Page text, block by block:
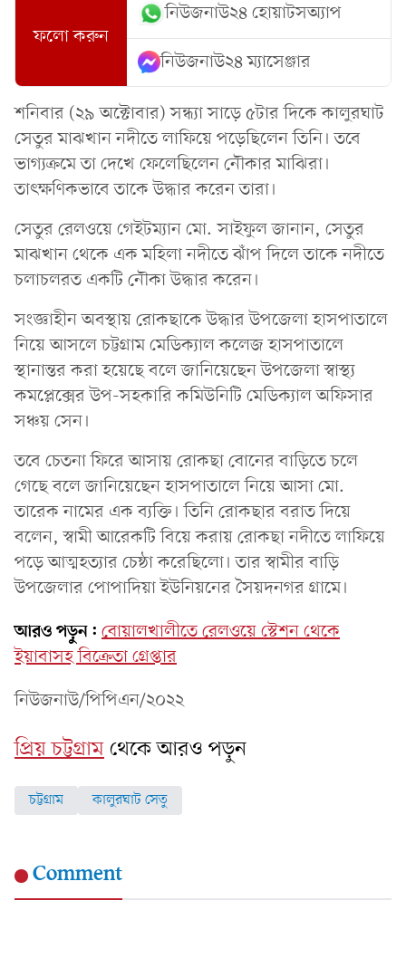
ফলো করুন
নিউজনাউ২৪ হোয়াটসঅ্যাপ
নিউজনাউ২৪ ম্যাসেঞ্জার
শনিবার (২৯ অক্টোবার) সন্ধ্যা সাড়ে ৫টার দিকে কালুরঘাট
সেতুর মাঝখান নদীতে লাফিয়ে পড়েছিলেন তিনি। তবে
ভাগ্যক্রমে তা দেখে ফেলেছিলেন নৌকার মাঝিরা।
তাৎক্ষণিকভাবে তাকে উদ্ধার করেন তারা।
সেতুর রেলওয়ে গেইটম্যান মো. সাইফুল জানান, সেতুর
মাঝখান থেকে এক মহিলা নদীতে ঝাঁপ দিলে তাকে নদীতে
চলাচলরত একটি নৌকা উদ্ধার করেন।
সংজ্ঞাহীন অবস্থায় রোকছাকে উদ্ধার উপজেলা হাসপাতালে
নিয়ে আসলে চট্টগ্রাম মেডিক্যাল কলেজ হাসপাতালে
স্থানান্তর করা হয়েছে বলে জানিয়েছেন উপজেলা স্বাস্থ্য
কমপ্লেক্সের উপ-সহকারি কমিউনিটি মেডিক্যাল অফিসার
সঞ্চয় সেন।
তবে চেতনা ফিরে আসায় রোকছা বোনের বাড়িতে চলে
গেছে বলে জানিয়েছেন হাসপাতালে নিয়ে আসা মো.
তারেক নামের এক ব্যক্তি। তিনি রোকছার বরাত দিয়ে
বলেন, স্বামী আরেকটি বিয়ে করায় রোকছা নদীতে লাফিয়ে
পড়ে আত্মহত্যার চেষ্ঠা করেছিলো। তার স্বামীর বাড়ি
উপজেলার পোপাদিয়া ইউনিয়নের সৈয়দনগর গ্রামে।
আরও পড়ুন: বোয়ালখালীতে রেলওয়ে স্টেশন থেকে
ইয়াবাসহ বিক্রেতা গ্রেপ্তার
নিউজনাউ/পিপিএন/২০২২
প্রিয় চট্টগ্রামথেকে আরও পড়ুন
চট্টগ্রাম কালুরঘাট সেতু
Comment